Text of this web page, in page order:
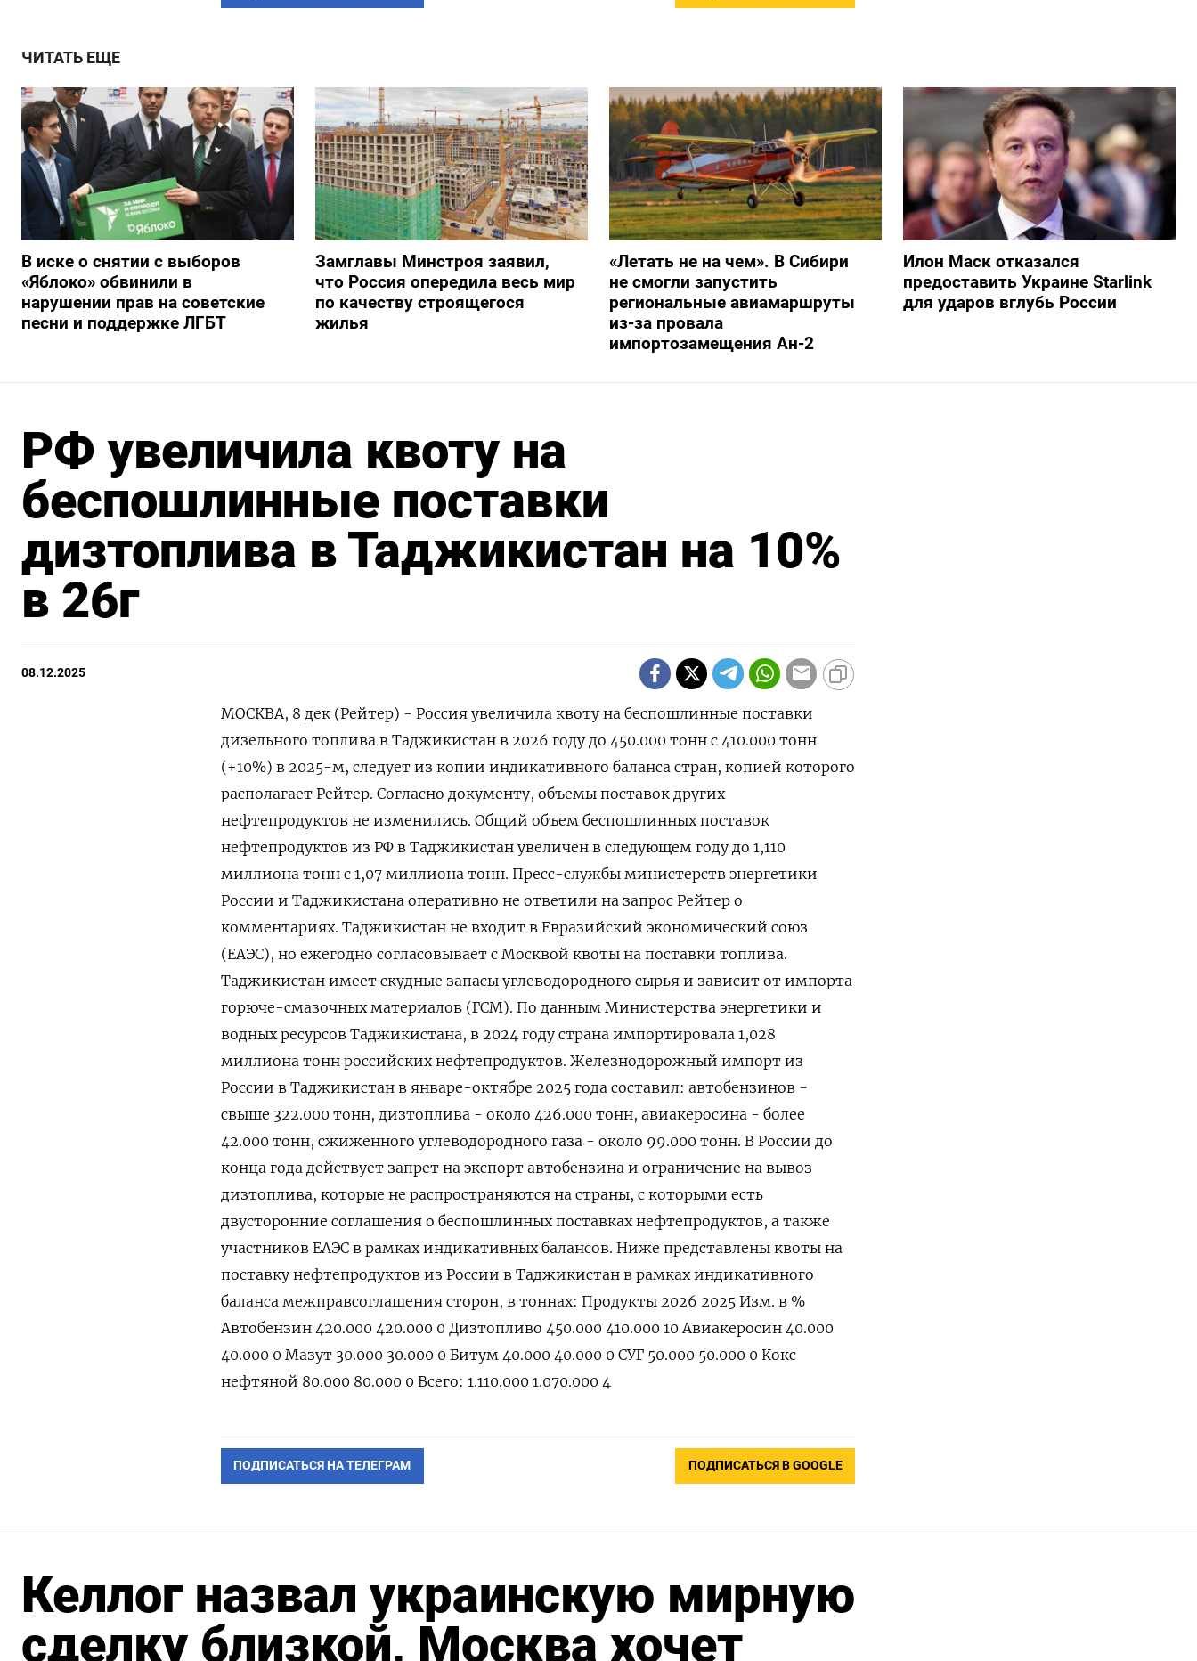
ЧИТАТЬ ЕЩЕ
В иске о снятии с выборов
«Яблоко» обвинили в
нарушении прав на советские
песни и поддержке ЛГБТ
Замглавы Минстроя заявил,
что Россия опередила весь мир
по качеству строящегося
жилья
«Летать не на чем». В Сибири
не смогли запустить
региональные авиамаршруты
из-за провала
импортозамещения Ан-2
Илон Маск отказался
предоставить Украине Starlink
для ударов вглубь России
РФ увеличила квоту на
беспошлинные поставки
дизтоплива в Таджикистан на 10%
в 26г
08.12.2025
МОСКВА, 8 дек (Рейтер) - Россия увеличила квоту на беспошлинные поставки
дизельного топлива в Таджикистан в 2026 году до 450.000 тонн с 410.000 тонн
(+10%) в 2025-м, следует из копии индикативного баланса стран, копией которого
располагает Рейтер. Согласно документу, объемы поставок других
нефтепродуктов не изменились. Общий объем беспошлинных поставок
нефтепродуктов из РФ в Таджикистан увеличен в следующем году до 1,110
миллиона тонн с 1,07 миллиона тонн. Пресс-службы министерств энергетики
России и Таджикистана оперативно не ответили на запрос Рейтер о
комментариях. Таджикистан не входит в Евразийский экономический союз
(ЕАЭС), но ежегодно согласовывает с Москвой квоты на поставки топлива.
Таджикистан имеет скудные запасы углеводородного сырья и зависит от импорта
горюче-смазочных материалов (ГСМ). По данным Министерства энергетики и
водных ресурсов Таджикистана, в 2024 году страна импортировала 1,028
миллиона тонн российских нефтепродуктов. Железнодорожный импорт из
России в Таджикистан в январе-октябре 2025 года составил: автобензинов -
свыше 322.000 тонн, дизтоплива - около 426.000 тонн, авиакеросина - более
42.000 тонн, сжиженного углеводородного газа - около 99.000 тонн. В России до
конца года действует запрет на экспорт автобензина и ограничение на вывоз
дизтоплива, которые не распространяются на страны, с которыми есть
двусторонние соглашения о беспошлинных поставках нефтепродуктов, а также
участников ЕАЭС в рамках индикативных балансов. Ниже представлены квоты на
поставку нефтепродуктов из России в Таджикистан в рамках индикативного
баланса межправсоглашения сторон, в тоннах: Продукты 2026 2025 Изм. в %
Автобензин 420.000 420.000 0 Дизтопливо 450.000 410.000 10 Авиакеросин 40.000
40.000 0 Мазут 30.000 30.000 0 Битум 40.000 40.000 0 СУГ 50.000 50.000 0 Кокс
нефтяной 80.000 80.000 0 Всего: 1.110.000 1.070.000 4
ПОДПИСАТЬСЯ НА ТЕЛЕГРАМ ПОДПИСАТЬСЯ В GOOGLE
Келлог назвал украинскую мирную
сделку близкой, Москва хочет